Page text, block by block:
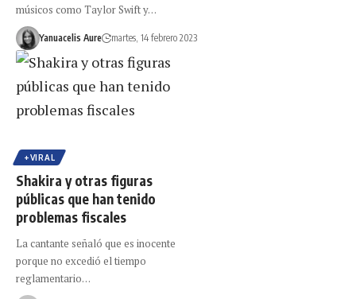
músicos como Taylor Swift y…
Yanuacelis Aure martes, 14 febrero 2023
+VIRAL
Shakira y otras figuras
públicas que han tenido
problemas fiscales
La cantante señaló que es inocente
porque no excedió el tiempo
reglamentario…